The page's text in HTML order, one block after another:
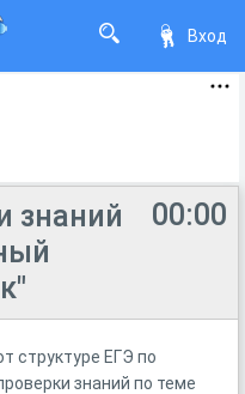
Вход
00:00
знаний
структуре ЕГЭ по
знаний по теме